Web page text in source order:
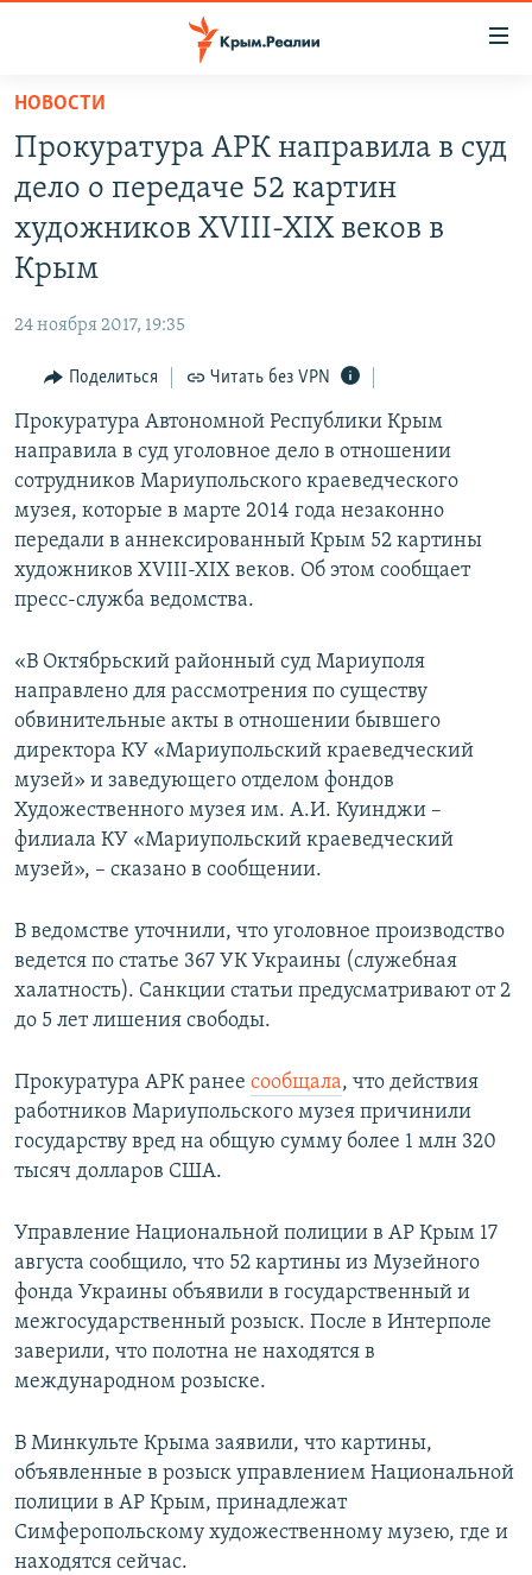
Вернуться
основному
содержанию
главной
Вернутся
поиску
СПЕЦПРОЕКТЫ
ИСТОРИЯ
ИНТЕРАКТИВ
ИНФОГРАФИКА
ТЕЛЕПРОЕКТ КРЫМ.РЕАЛИИ
СОВЕТЫ ПРАВОЗАЩИТНИКОВ
ПРОПАВШИЕ БЕЗ ВЕСТИ
ПОБЕДИТЕЛЕЙ НЕ СУДЯТ?
КРЫМ.НЕПОКОРЕННЫЙ
УКРАИНСКАЯ ПРОБЛЕМА КРЫМА
РАДІО СВОБОДА
КАК ОБОЙТИ БЛОКИРОВКУ
Українською
Qırımtatar
ПРИСОЕДИНЯЙТЕСЬ!
Все сайты RFE/RL
НОВОСТИ
Прокуратура АРК направила в суд
дело о передаче 52 картин
художников XVIII-XIX веков в
Крым
24 ноября 2017, 19:35
Поделиться Читать без VPN
Прокуратура Автономной Республики Крым
направила в суд уголовное дело в отношении
сотрудников Мариупольского краеведческого
музея, которые в марте 2014 года незаконно
передали в аннексированный Крым 52 картины
художников XVIII-XIX веков. Об этом сообщает
пресс-служба ведомства.
«В Октябрьский районный суд Мариуполя
направлено для рассмотрения по существу
обвинительные акты в отношении бывшего
директора КУ «Мариупольский краеведческий
музей» и заведующего отделом фондов
Художественного музея им. А.И. Куинджи –
филиала КУ «Мариупольский краеведческий
музей», – сказано в сообщении.
В ведомстве уточнили, что уголовное производство
ведется по статье 367 УК Украины (служебная
халатность). Санкции статьи предусматривают от 2
до 5 лет лишения свободы.
Прокуратура АРК ранее сообщала, что действия
работников Мариупольского музея причинили
государству вред на общую сумму более 1 млн 320
тысяч долларов США.
Управление Национальной полиции в АР Крым 17
августа сообщило, что 52 картины из Музейного
фонда Украины объявили в государственный и
межгосударственный розыск. После в Интерполе
заверили, что полотна не находятся в
международном розыске.
В Минкульте Крыма заявили, что картины,
объявленные в розыск управлением Национальной
полиции в АР Крым, принадлежат
Симферопольскому художественному музею, где и
находятся сейчас.